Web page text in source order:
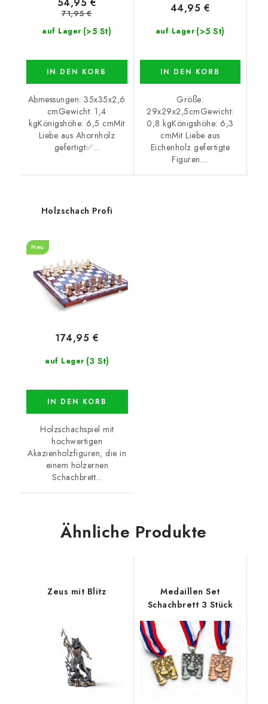
auf Lager (>5 St)
71,95 €
IN DEN KORB
Abmessungen: 35x35x2,6
cmGewicht: 1,4
kgKönigshöhe: 6,5 cmMit
Liebe aus Ahornholz
gefertigt✅...
auf Lager (>5 St)
44,95 €
IN DEN KORB
Größe:
29x29x2,5cmGewicht:
0,8 kgKönigshöhe: 6,3
cmMit Liebe aus
Eichenholz gefertigte
Figuren....
Holzschach Profi
Neu
auf Lager (3 St)
174,95 €
IN DEN KORB
Holzschachspiel mit
hochwertigen
Akazienholzfiguren, die in
einem hölzernen
Schachbrett...
Ähnliche Produkte
Zeus mit Blitz
Medaillen Set
Schachbrett 3 Stück